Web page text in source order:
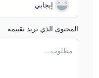
إيجابي
المحتوى الذي تريد تقييمه
مطلوب...